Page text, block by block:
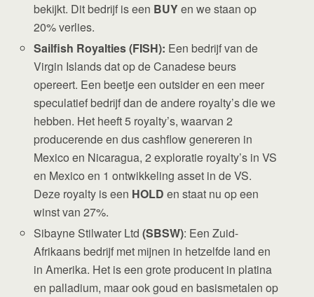
bekijkt. Dit bedrijf is een BUYen we staan op
20% verlies.
Sailfish Royalties (FISH): Een bedrijf van de
Virgin Islands dat op de Canadese beurs
opereert. Een beetje een outsider en een meer
speculatief bedrijf dan de andere royalty’s die we
hebben. Het heeft 5 royalty’s, waarvan 2
producerende en dus cashflow genereren in
Mexico en Nicaragua, 2 exploratie royalty’s in VS
en Mexico en 1 ontwikkeling asset in de VS.
Deze royalty is een HOLDen staat nu op een
winst van 27%.
Sibayne Stilwater Ltd(SBSW): Een Zuid-
Afrikaans bedrijf met mijnen in hetzelfde land en
in Amerika. Het is een grote producent in platina
en palladium, maar ook goud en basismetalen op